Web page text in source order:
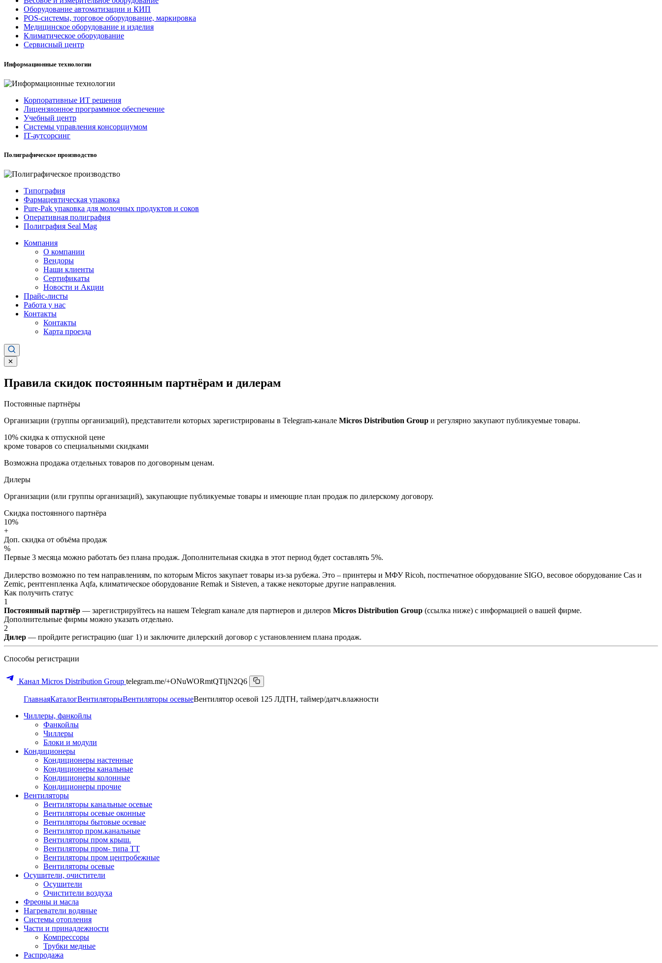
Оборудование автоматизации и КИП
POS-системы, торговое оборудование, маркировка
Медицинское оборудование и изделия
Климатическое оборудование
Сервисный центр
Информационные технологии
Корпоративные ИТ решения
Лицензионное программное обеспечение
Учебный центр
Системы управления консорциумом
IT-аутсорсинг
Полиграфическое производство
Типография
Фармацевтическая упаковка
Pure-Pak упаковка для молочных продуктов и соков
Оперативная полиграфия
Полиграфия Seal Mag
Компания
О компании
Вендоры
Наши клиенты
Сертификаты
Новости и Акции
Прайс-листы
Работа у нас
Контакты
Контакты
Карта проезда
✕
Правила скидок постоянным партнёрам и дилерам
Постоянные партнёры
Организации (группы организаций), представители которых зарегистрированы в Telegram-канале Micros Distribution Group и регулярно закупают публикуемые товары.
10% скидка к отпускной цене
кроме товаров со специальными скидками
Возможна продажа отдельных товаров по договорным ценам.
Дилеры
Организации (или группы организаций), закупающие публикуемые товары и имеющие план продаж по дилерскому договору.
Скидка постоянного партнёра
10%
+
Доп. скидка от объёма продаж
%
Первые 3 месяца можно работать без плана продаж. Дополнительная скидка в этот период будет составлять 5%.
Дилерство возможно по тем направлениям, по которым Micros закупает товары из-за рубежа. Это – принтеры и МФУ Ricoh, постпечатное оборудование SIGO, весовое оборудование Cas и
Zemic, рентгенпленка Aqfa, климатическое оборудование Remak и Sisteven, а также некоторые другие направления.
Как получить статус
1
Постоянный партнёр — зарегистрируйтесь на нашем Telegram канале для партнеров и дилеров Micros Distribution Group (ссылка ниже) с информацией о вашей фирме.
Дополнительные фирмы можно указать отдельно.
2
Дилер — пройдите регистрацию (шаг 1) и заключите дилерский договор с установлением плана продаж.
Способы регистрации
Канал Micros Distribution Group telegram.me/+ONuWORmtQTljN2Q6
ГлавнаяКаталогВентиляторыВентиляторы осевыеВентилятор осевой 125 ЛДТН, таймер/датч.влажности
Чиллеры, фанкойлы
Фанкойлы
Чиллеры
Блоки и модули
Кондиционеры
Кондиционеры настенные
Кондиционеры канальные
Кондиционеры колонные
Кондиционеры прочие
Вентиляторы
Вентиляторы канальные осевые
Вентиляторы осевые оконные
Вентиляторы бытовые осевые
Вентилятор пром.канальные
Вентиляторы пром крыш.
Вентиляторы пром- типа ТТ
Вентиляторы пром центробежные
Вентиляторы осевые
Осушители, очистители
Осушители
Очистители воздуха
Фреоны и масла
Нагреватели водяные
Системы отопления
Части и принадлежности
Компрессоры
Трубки медные
Раcпродажа